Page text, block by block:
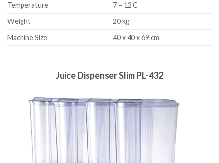
Temperature
7 – 12 C
Weight
20 kg
Machine Size
40 x 40 x 69 cm
Juice Dispenser Slim PL-432